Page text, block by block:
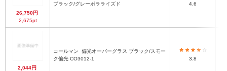
26,750円
2,675pt
ブラック/グレーポラライズド
4.6
2,044円
コールマン
ク偏光 CO3012-1
3.8